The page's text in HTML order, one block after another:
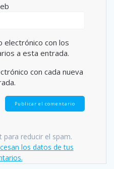
electrónico con los
a esta entrada.
con cada nueva
para reducir el spam.
los datos de tus